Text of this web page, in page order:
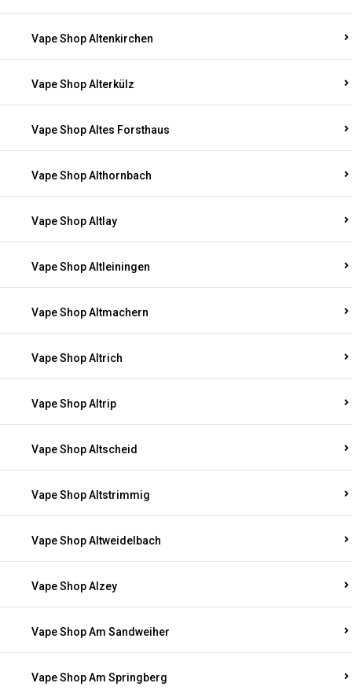
Vape Shop Altenkirchen
Vape Shop Alterkülz
Vape Shop Altes Forsthaus
Vape Shop Althornbach
Vape Shop Altlay
Vape Shop Altleiningen
Vape Shop Altmachern
Vape Shop Altrich
Vape Shop Altrip
Vape Shop Altscheid
Vape Shop Altstrimmig
Vape Shop Altweidelbach
Vape Shop Alzey
Vape Shop Am Sandweiher
Vape Shop Am Springberg